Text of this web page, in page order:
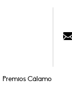
Premios Cálamo